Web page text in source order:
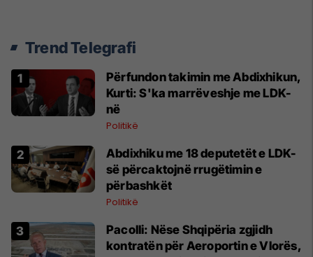
Trend Telegrafi
Përfundon takimin me Abdixhikun,
Kurti: S'ka marrëveshje me LDK-
në
Politikë
Abdixhiku me 18 deputetët e LDK-
së përcaktojnë rrugëtimin e
përbashkët
Politikë
Pacolli: Nëse Shqipëria zgjidh
kontratën për Aeroportin e Vlorës,